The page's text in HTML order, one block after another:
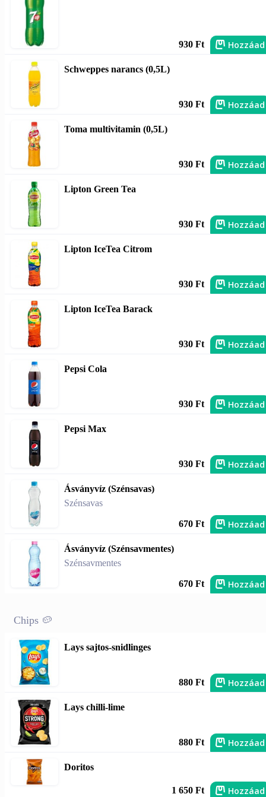
930 Ft Hozzáad
Schweppes narancs (0,5L)
930 Ft Hozzáad
Toma multivitamin (0,5L)
930 Ft Hozzáad
Lipton Green Tea
930 Ft Hozzáad
Lipton IceTea Citrom
930 Ft Hozzáad
Lipton IceTea Barack
930 Ft Hozzáad
Pepsi Cola
930 Ft Hozzáad
Pepsi Max
930 Ft Hozzáad
Ásványvíz (Szénsavas)
Szénsavas
670 Ft Hozzáad
Ásványvíz (Szénsavmentes)
Szénsavmentes
670 Ft Hozzáad
Chips 🥔
Lays sajtos-snidlinges
880 Ft Hozzáad
Lays chilli-lime
880 Ft Hozzáad
Doritos
1 650 Ft Hozzáad